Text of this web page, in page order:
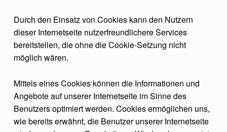
Durch den Einsatz von Cookies kann den Nutzern
dieser Internetseite nutzerfreundlichere Services
bereitstellen, die ohne die Cookie-Setzung nicht
möglich wären.
Mittels eines Cookies können die Informationen und
Angebote auf unserer Internetseite im Sinne des
Benutzers optimiert werden. Cookies ermöglichen uns,
wie bereits erwähnt, die Benutzer unserer Internetseite